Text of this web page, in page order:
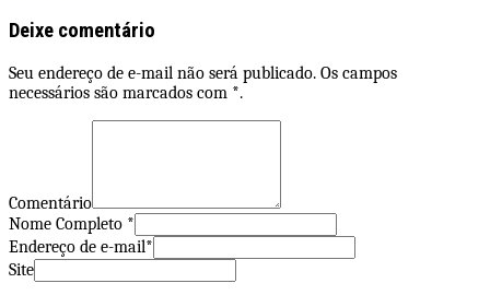
Deixe comentário
Seu endereço de e-mail não será publicado. Os campos
necessários são marcados com *.
Comentário
Nome Completo *
Endereço de e-mail*
Site